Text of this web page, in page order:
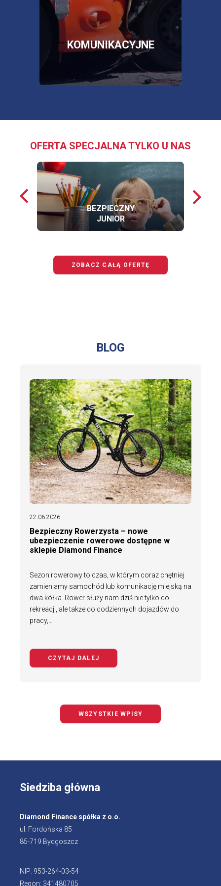
KOMUNIKACYJNE
SKLEP
OTWORZY
SIĘ
W
NOWEJ
KARCIE
OFERTA SPECJALNA TYLKO U NAS
Poprzednie
loga
BEZPIECZNY
JUNIOR
loga
ZOBACZ CAŁĄ OFERTĘ
BLOG
22.06.2026
Bezpieczny Rowerzysta – nowe
ubezpieczenie rowerowe dostępne w
sklepie Diamond Finance
Sezon rowerowy to czas, w którym coraz chętniej
zamieniamy samochód lub komunikację miejską na
dwa kółka. Rower służy nam dziś nie tylko do
rekreacji, ale także do codziennych dojazdów do
pracy,…
CZYTAJ DALEJ
WSZYSTKIE WPISY
Siedziba główna
Diamond Finance spółka z o.o.
ul. Fordońska 85
85-719 Bydgoszcz
NIP: 953-264-03-54
Regon: 341480705